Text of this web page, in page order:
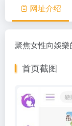
网址介绍
聚焦女性向娛
首页截图